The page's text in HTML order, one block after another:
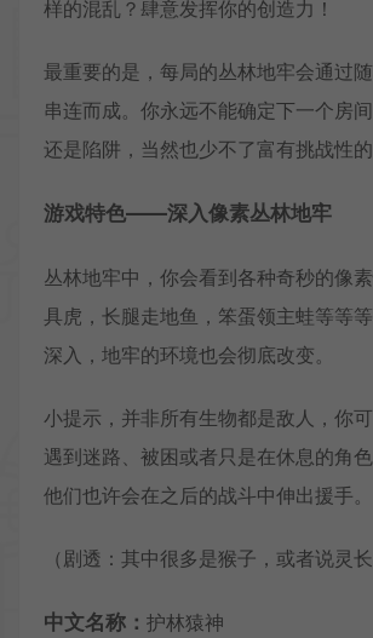
样的混乱？肆意发挥你的创造力！
最重要的是，每局的丛林地牢会通过
串连而成。你永远不能确定下一个房
还是陷阱，当然也少不了富有挑战性的
游戏特色——深入像素丛林地牢
丛林地牢中，你会看到各种奇秒的像
具虎，长腿走地鱼，笨蛋领主蛙等等
深入，地牢的环境也会彻底改变。
小提示，并非所有生物都是敌人，你
遇到迷路、被困或者只是在休息的角
他们也许会在之后的战斗中伸出援手。
（剧透：其中很多是猴子，或者说灵长
中文名称： 护林猿神